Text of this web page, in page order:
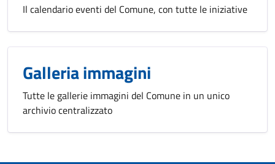
Il calendario eventi del Comune, con tutte le iniziative
Galleria immagini
Tutte le gallerie immagini del Comune in un unico
archivio centralizzato